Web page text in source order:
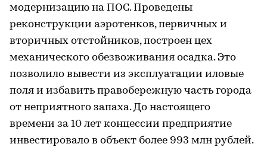
модернизацию на ПОС. Проведены
реконструкции аэротенков, первичных и
вторичных отстойников, построен цех
механического обезвоживания осадка. Это
позволило вывести из эксплуатации иловые
поля и избавить правобережную часть города
от неприятного запаха. До настоящего
времени за 10 лет концессии предприятие
инвестировало в объект более 993 млн рублей.